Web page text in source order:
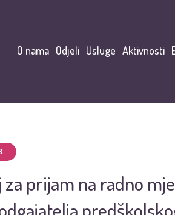
O nama Odjeli Usluge Aktivnosti
za prijam na radno